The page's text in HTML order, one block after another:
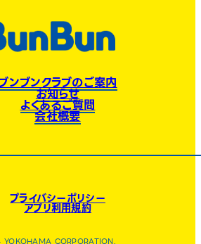
ンブンクラブのご案内
お知らせ
よくあるご質問
会社概要
プライバシーポリシー
アプリ利用規約